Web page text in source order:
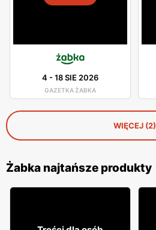
4 -18 SIE 2026
GAZETKA ŻABKA
WIĘCEJ (2)
Żabka najtańsze produkty